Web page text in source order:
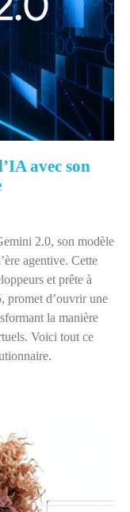
avec son
2.0, son modèle
agentive. Cette
et prête à
promet d’ouvrir une
la manière
Voici tout ce